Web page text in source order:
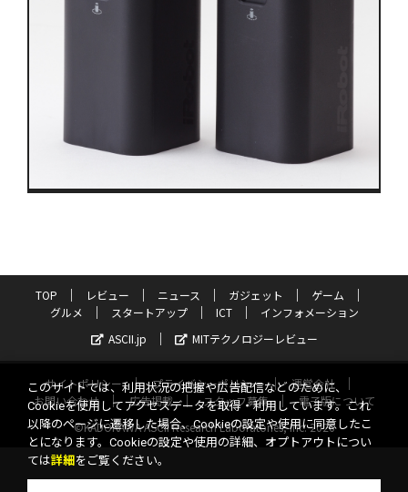
TOP レビュー ニュース ガジェット
ゲーム
グルメ
スタートアップ ICT
インフォメーション
ASCII.jp
MITテクノロジーレビュー
サイトポリシー プライバシーポリシー
運営会社
お問い合わせ
広告掲載 スタッフ募集
電子版について
©KADOKAWA ASCII Research Laboratories, Inc. 2026
このサイトでは、利用状況の把握や広告配信などのために、
Cookieを使用してアクセスデータを取得・利用しています。これ
以降のページに遷移した場合、Cookieの設定や使用に同意したこ
とになります。Cookieの設定や使用の詳細、オプトアウトについ
ては詳細 をご覧ください。